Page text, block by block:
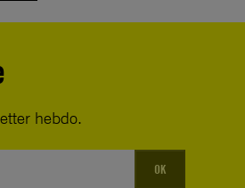
hebdo.
OK